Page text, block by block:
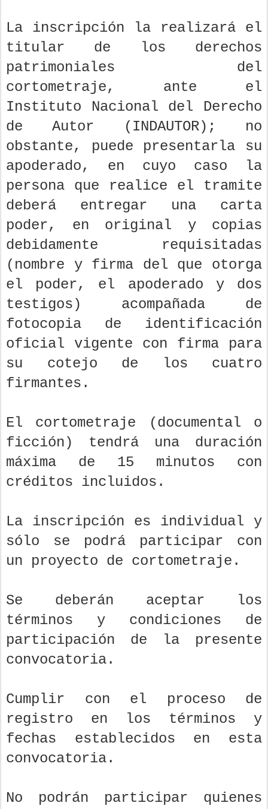
La inscripción la realizará el
titular de los derechos
patrimoniales del
cortometraje, ante el
Instituto Nacional del Derecho
de Autor (INDAUTOR); no
obstante, puede presentarla su
apoderado, en cuyo caso la
persona que realice el tramite
deberá entregar una carta
poder, en original y copias
debidamente requisitadas
(nombre y firma del que otorga
el poder, el apoderado y dos
testigos) acompañada de
fotocopia de identificación
oficial vigente con firma para
su cotejo de los cuatro
firmantes.
El cortometraje (documental o
ficción) tendrá una duración
máxima de 15 minutos con
créditos incluidos.
La inscripción es individual y
sólo se podrá participar con
un proyecto de cortometraje.
Se deberán aceptar los
términos y condiciones de
participación de la presente
convocatoria.
Cumplir con el proceso de
registro en los términos y
fechas establecidos en esta
convocatoria.
No podrán participar quienes